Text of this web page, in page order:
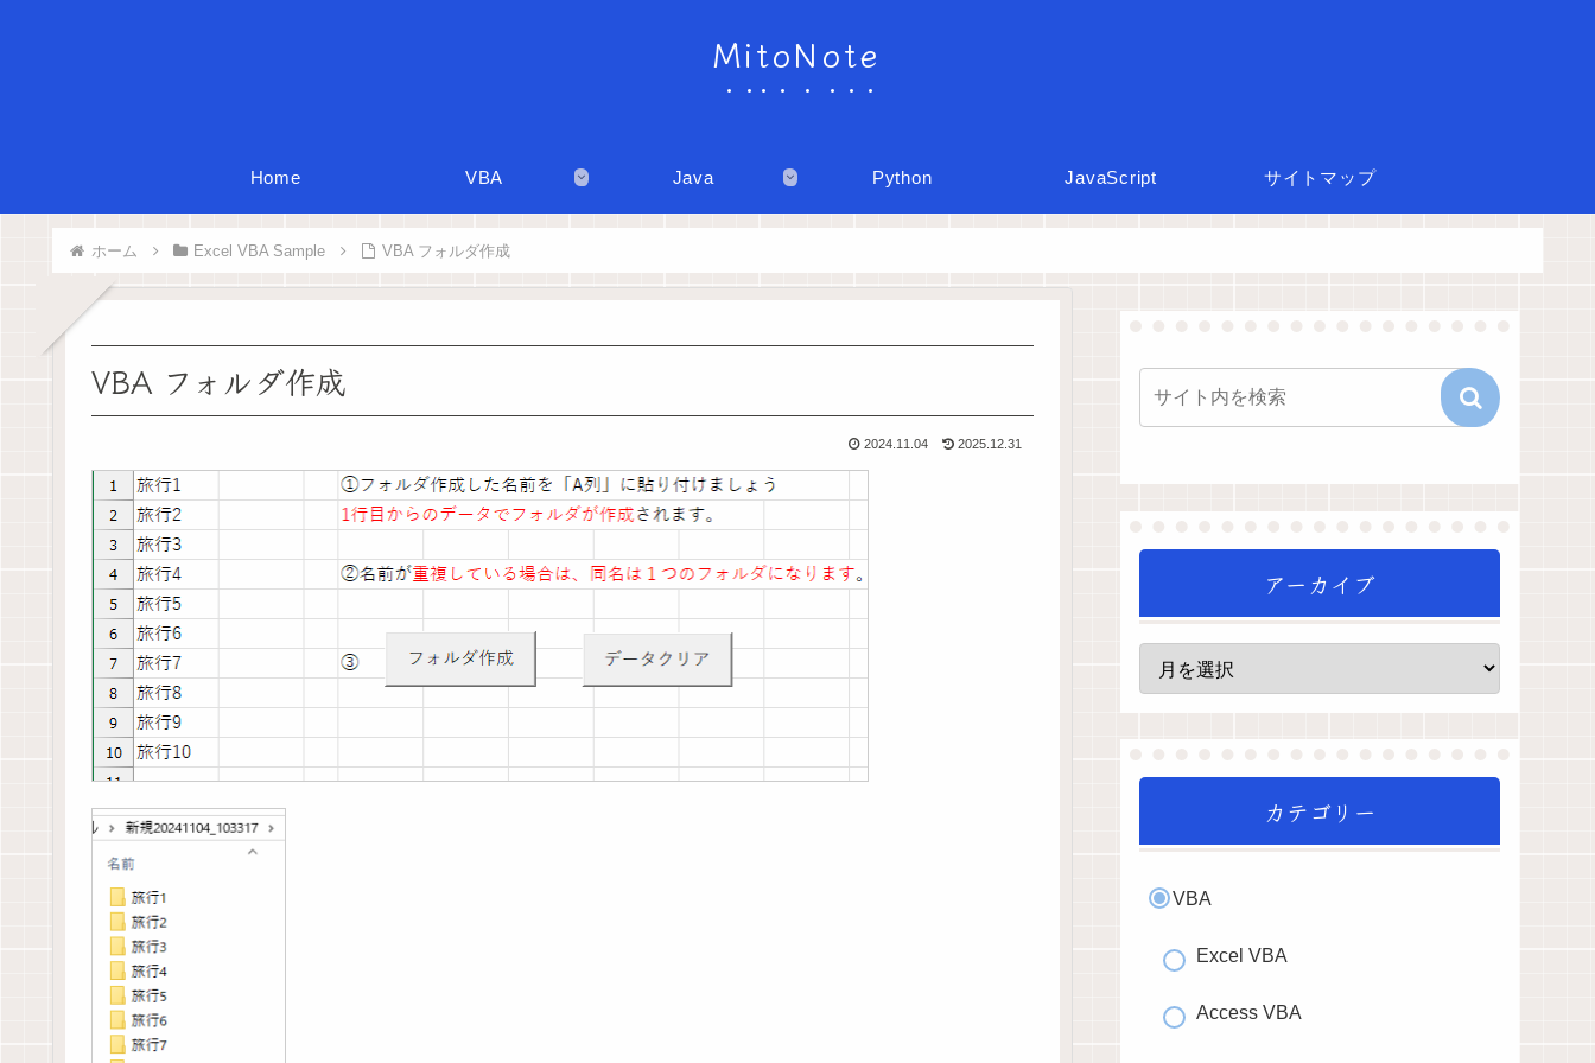
MitoNote
Home VBA Java Python JavaScript サイトマップ
ホーム Excel VBA Sample VBA フォルダ作成
VBA フォルダ作成
2024.11.04 2025.12.31
アーカイブ
カテゴリー
VBA
Excel VBA
Access VBA